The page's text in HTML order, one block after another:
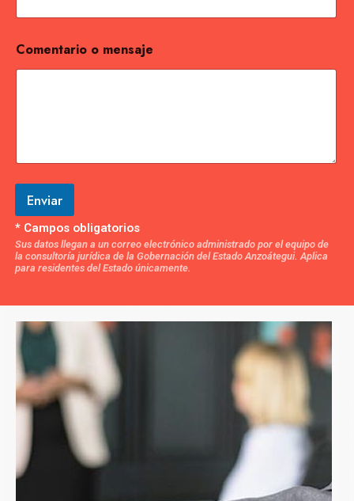
Comentario o mensaje
Enviar
* Campos obligatorios
Sus datos llegan a un correo electrónico administrado por el equipo de
la consultoría jurídica de la Gobernación del Estado Anzoátegui. Aplica
para residentes del Estado únicamente.